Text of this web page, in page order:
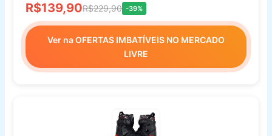
R$139,90R$229,90 -39%
Ver na OFERTAS IMBATÍVEIS NO MERCADO
LIVRE